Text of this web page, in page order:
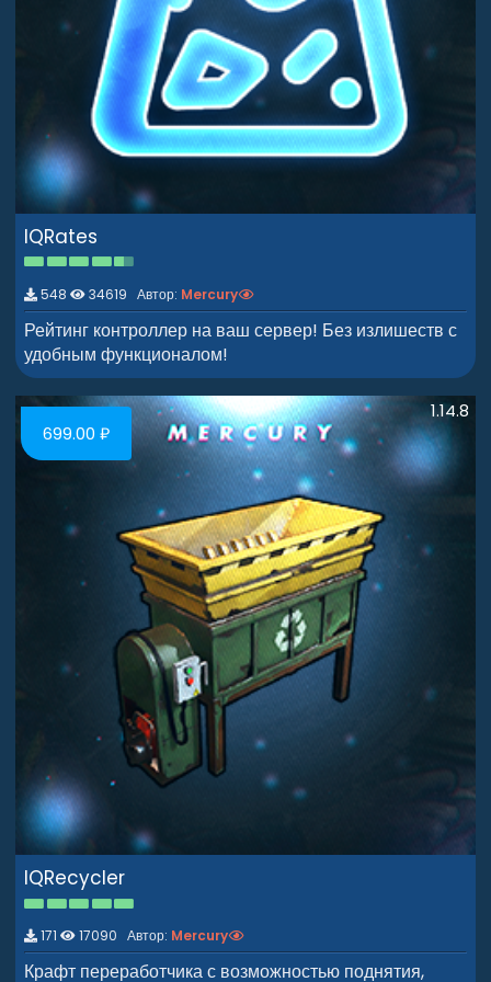
IQRates
4
9
3
з
в
ё
д
548 34619 Автор: Mercury
Рейтинг контроллер на ваш сервер! Без излишеств с
удобным функционалом!
699.00 ₽
1.14.8
IQRecycler
5
0
0
з
171 17090 Автор: Mercury
Крафт переработчика с возможностью поднятия,